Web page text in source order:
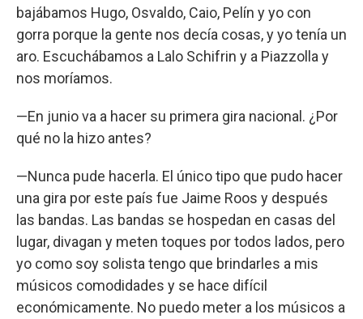
bajábamos Hugo, Osvaldo, Caio, Pelín y yo con
gorra porque la gente nos decía cosas, y yo tenía un
aro. Escuchábamos a Lalo Schifrin y a Piazzolla y
nos moríamos.
—En junio va a hacer su primera gira nacional. ¿Por
qué no la hizo antes?
—Nunca pude hacerla. El único tipo que pudo hacer
una gira por este país fue Jaime Roos y después
las bandas. Las bandas se hospedan en casas del
lugar, divagan y meten toques por todos lados, pero
yo como soy solista tengo que brindarles a mis
músicos comodidades y se hace difícil
económicamente. No puedo meter a los músicos a